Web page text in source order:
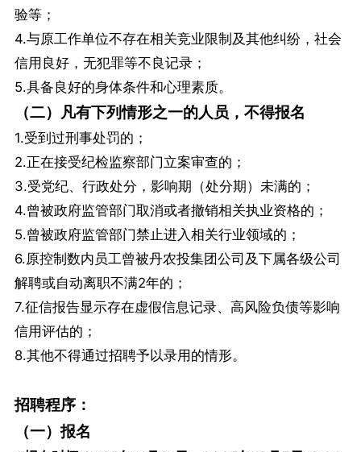
验等；
4.与原工作单位不存在相关竞业限制及其他纠纷，社会
信用良好，无犯罪等不良记录；
5.具备良好的身体条件和心理素质。
（二）凡有下列情形之一的人员，不得报名
1.受到过刑事处罚的；
2.正在接受纪检监察部门立案审查的；
3.受党纪、行政处分，影响期（处分期）未满的；
4.曾被政府监管部门取消或者撤销相关执业资格的；
5.曾被政府监管部门禁止进入相关行业领域的；
6.原控制数内员工曾被丹农投集团公司及下属各级公司
解聘或自动离职不满2年的；
7.征信报告显示存在虚假信息记录、高风险负债等影响
信用评估的；
8.其他不得通过招聘予以录用的情形。
招聘程序：
（一）报名